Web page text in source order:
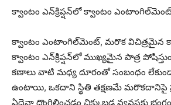
క్వాంటం ఎన్‌క్రిప్షన్‌లో క్వాంటం
క్వాంటం ఎంటాంగిల్‌మెంట్, మరొక విచిత్రమైన
క్వాంటం ఎన్‌క్రిప్షన్‌లో ముఖ్యమైన పాత్ర
కణాలు వాటి మధ్య దూరంతో సంబంధం
ఉంటాయి, ఒకదాని స్థితి తక్షణమే మరొకదానిపై
ఏదైనా దొంగిలించడం చిక్కుబడ్డ వ్యవస్థకు భంగం